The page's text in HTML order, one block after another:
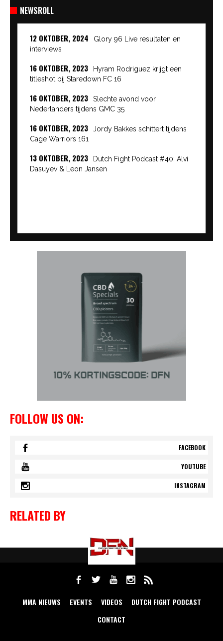
NEWSROLL
12 OKTOBER, 2024
Glory 96 Live resultaten en
interviews
16 OKTOBER, 2023
Hyram Rodriguez krijgt een
titleshot bij Staredown FC 16
16 OKTOBER, 2023
Slechte avond voor
Nederlanders tijdens GMC 35
16 OKTOBER, 2023
Jordy Bakkes schittert tijdens
Cage Warriors 161
13 OKTOBER, 2023
Dutch Fight Podcast #40: Alvi
Dasuyev & Leon Jansen
FOLLOW US ON:
FACEBOOK
YOUTUBE
INSTAGRAM
RELATED BY
MMA NIEUWS EVENTS VIDEOS
DUTCH FIGHT PODCAST
CONTACT